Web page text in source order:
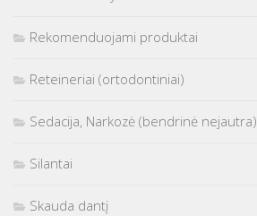
Rekomenduojami produktai
Reteineriai (ortodontiniai)
Sedacija, Narkozė (bendrinė nejautra)
Silantai
Skauda dantį